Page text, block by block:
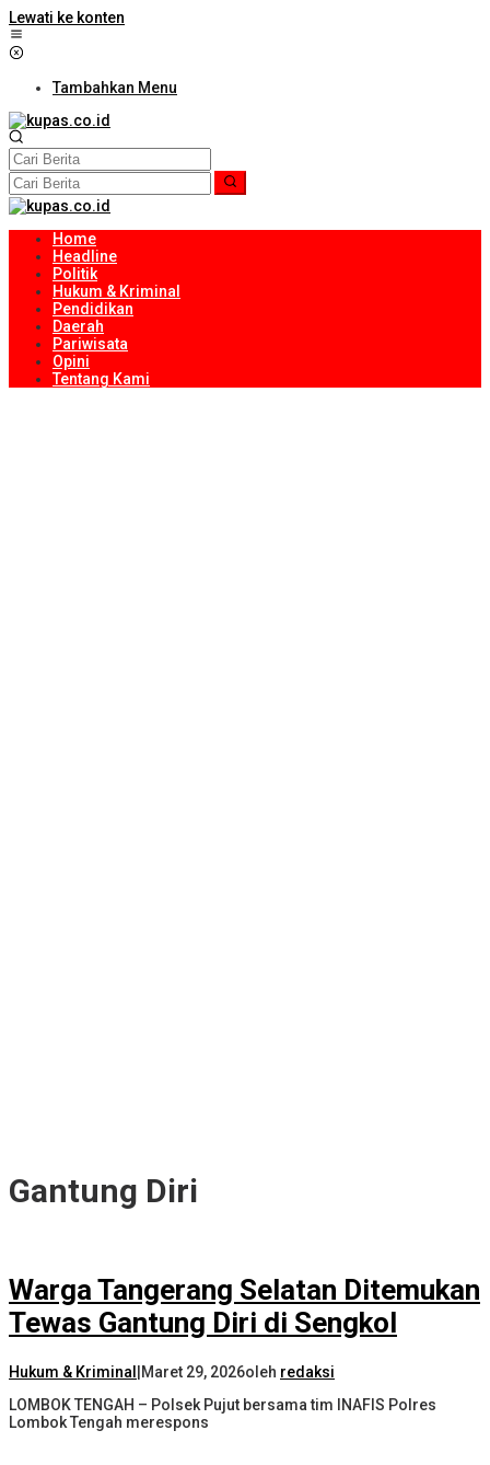
Lewati ke konten
Tambahkan Menu
Home
Headline
Politik
Hukum & Kriminal
Pendidikan
Daerah
Pariwisata
Opini
Tentang Kami
Gantung Diri
Warga Tangerang Selatan Ditemukan
Tewas Gantung Diri di Sengkol
Hukum & Kriminal Maret 29, 2026oleh redaksi
LOMBOK TENGAH – Polsek Pujut bersama tim INAFIS Polres
Lombok Tengah merespons